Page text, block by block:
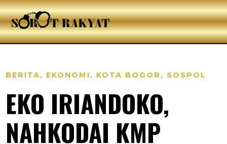
BERITA, EKONOMI, KOTA BOGOR , SOSPOL
EKO IRIANDOKO,
NAHKODAI KMP